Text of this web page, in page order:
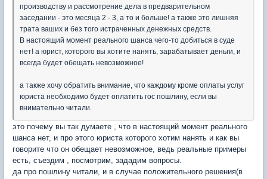
производству и рассмотрение дела в предварительном
заседании - это месяца 2 - 3, а то и больше! а также это лишняя
трата ваших и без того истраченных денежных средств.
В настоящий момент реального шанса чего-то добиться в суде
нет! а юрист, которого вы хотите нанять, зарабатывает деньги, и
всегда будет обещать невозможное!
а также хочу обратить внимание, что каждому кроме оплаты услуг
юриста необходимо будет оплатить гос пошлину, если вы
внимательно читали.
это почему вы так думаете , что в настоящий момент реального
шанса нет, и про этого юриста которого хотим нанять и как вы
говорите что он обещает невозможное, ведь реальные примеры
есть, съездим , посмотрим, зададим вопросы.
да про пошлину читали, и в случае положительного решения(в